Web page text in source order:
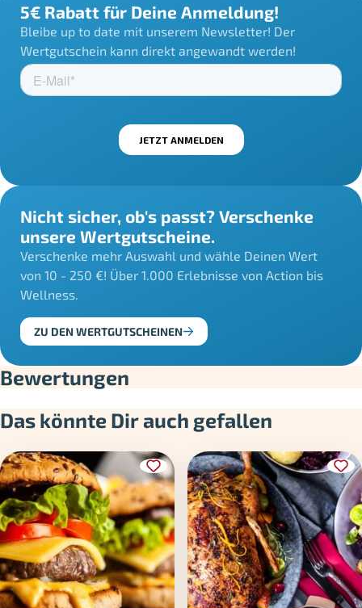
5€ Rabatt für Deine Anmeldung!
Bleibe up to date mit unserem Newsletter! Der
Wertgutschein kann direkt angewandt werden!
Nicht sicher, ob's passt? Verschenke
unsere Wertgutscheine.
Verschenke mehr Auswahl und wähle Deinen Wert
von 10 - 250 €! Über 1.000 Erlebnisse von Action bis
Wellness.
ZU DEN WERTGUTSCHEINEN
Bewertungen
Das könnte Dir auch gefallen